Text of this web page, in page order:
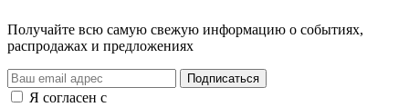
Получайте всю самую свежую информацию о событиях,
распродажах и предложениях
Подписаться
Я согласен с